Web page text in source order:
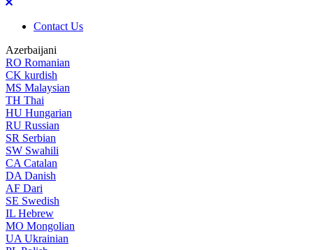
Contact Us
Azerbaijani
RO Romanian
CK kurdish
MS Malaysian
TH Thai
HU Hungarian
RU Russian
SR Serbian
SW Swahili
CA Catalan
DA Danish
AF Dari
SE Swedish
IL Hebrew
MO Mongolian
UA Ukrainian